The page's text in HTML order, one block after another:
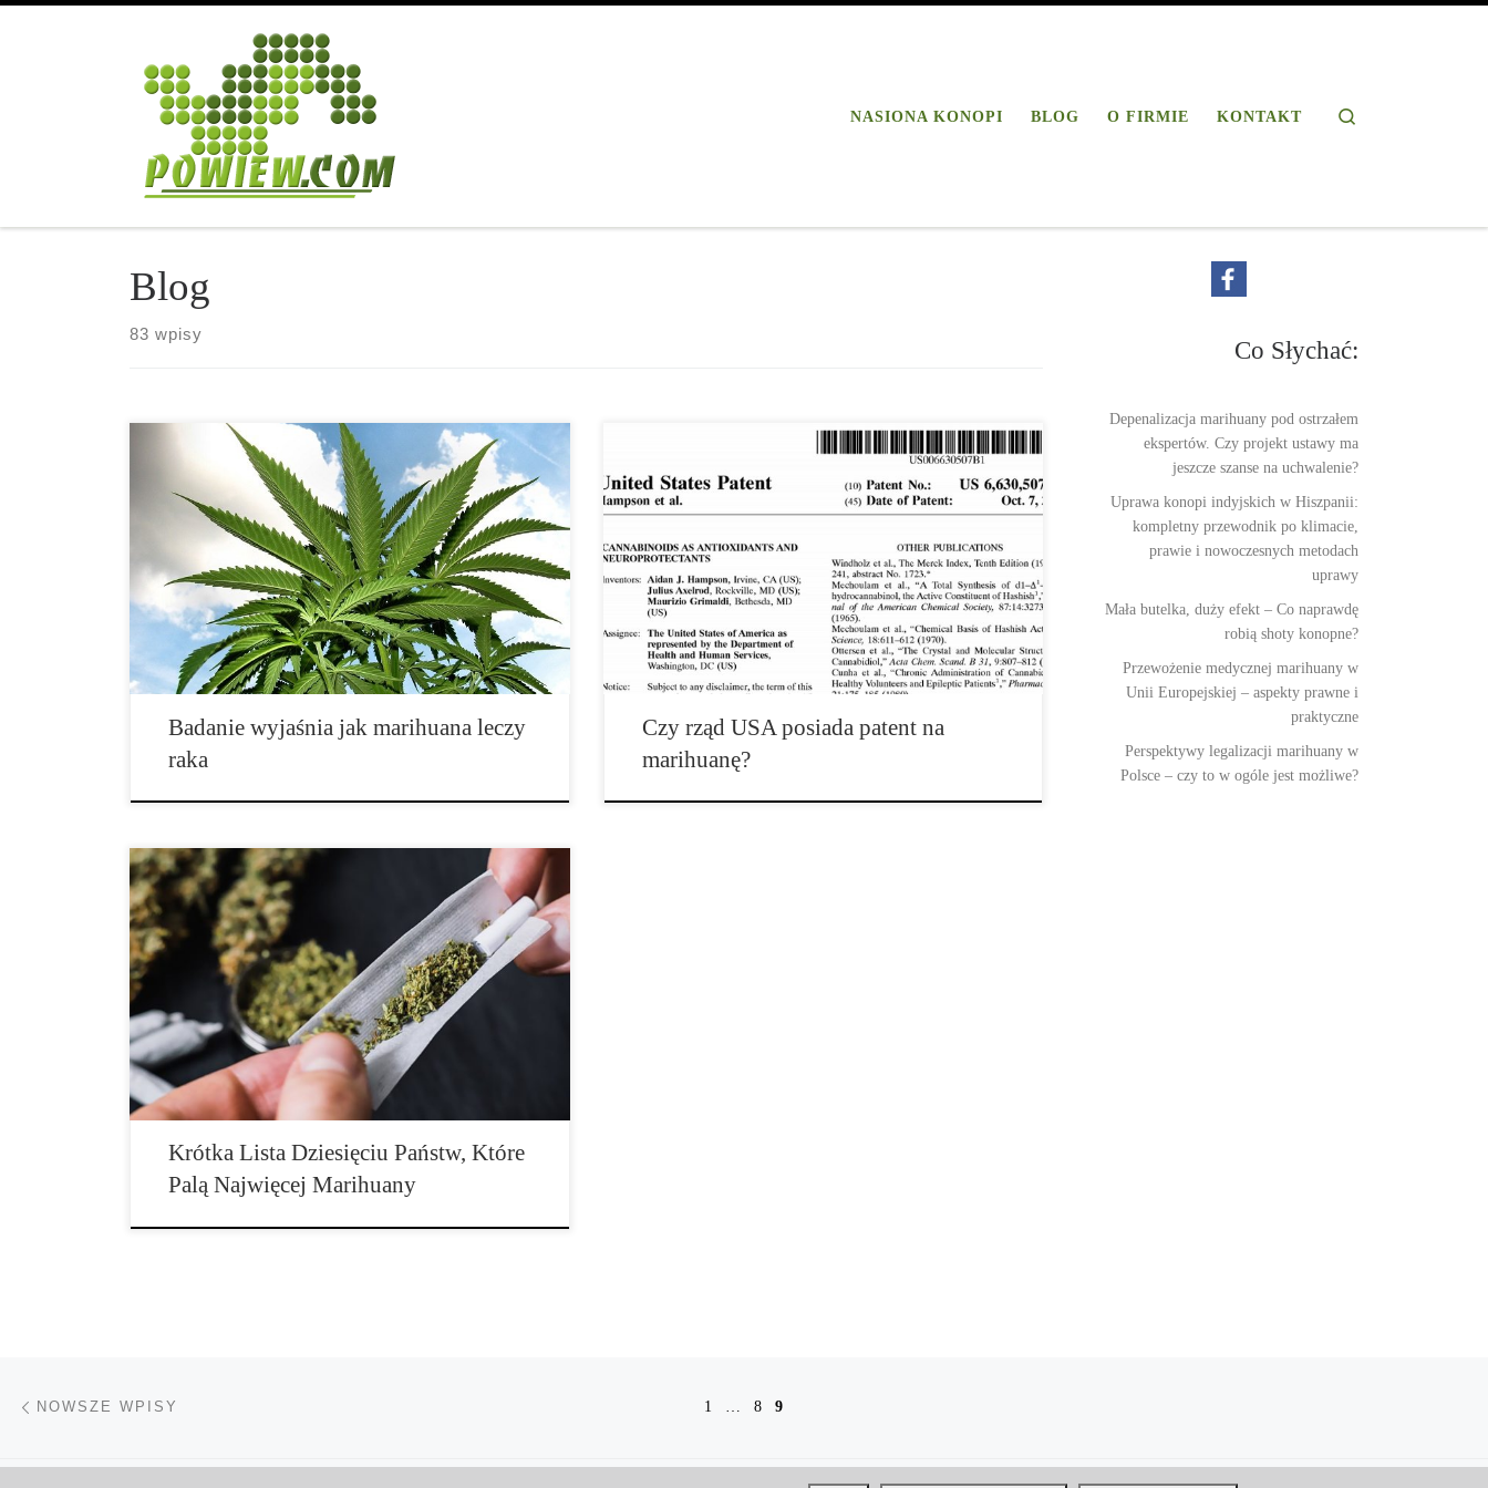
NASIONA KONOPI BLOG O FIRMIE KONTAKT
Blog
83 wpisy
Nowe badanie ujawnia mechanizm stojący za efektami rośliny
konopi w […]
Badanie wyjaśnia jak marihuana leczy
raka
Patent numer 6630507, posiadany przez Amerykański
Departament Zdrowia i Opieki […]
Czy rząd USA posiada patent na
marihuanę?
Organizacja Narodów Zjednoczonych wydaje swój doroczny
Światowy Raport Narkotyków. Raport […]
Krótka Lista Dziesięciu Państw, Które
Palą Najwięcej Marihuany
Co Słychać:
Depenalizacja marihuany pod ostrzałem
ekspertów. Czy projekt ustawy ma
jeszcze szanse na uchwalenie?
Uprawa konopi indyjskich w Hiszpanii:
kompletny przewodnik po klimacie,
prawie i nowoczesnych metodach
uprawy
Mała butelka, duży efekt – Co naprawdę
robią shoty konopne?
Przewożenie medycznej marihuany w
Unii Europejskiej – aspekty prawne i
praktyczne
Perspektywy legalizacji marihuany w
Polsce – czy to w ogóle jest możliwe?
Nawigacja po wpisach
NOWSZE WPISY 1 … 8 9